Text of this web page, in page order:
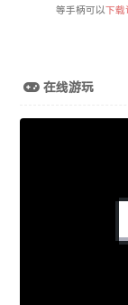
等手柄可以下载
在线游玩